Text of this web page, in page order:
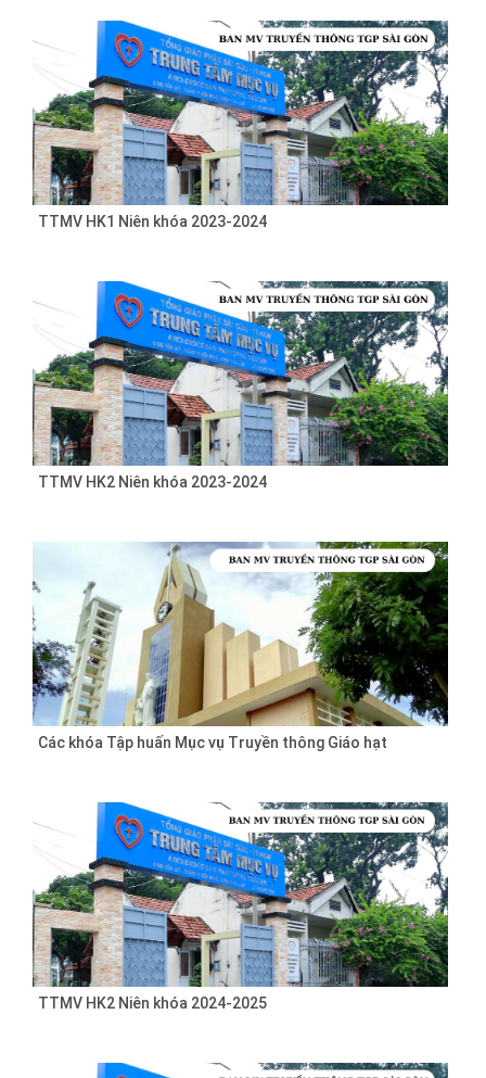
TTMV HK1 Niên khóa 2023-2024
TTMV HK2 Niên khóa 2023-2024
Các khóa Tập huấn Mục vụ Truyền thông Giáo hạt
TTMV HK2 Niên khóa 2024-2025